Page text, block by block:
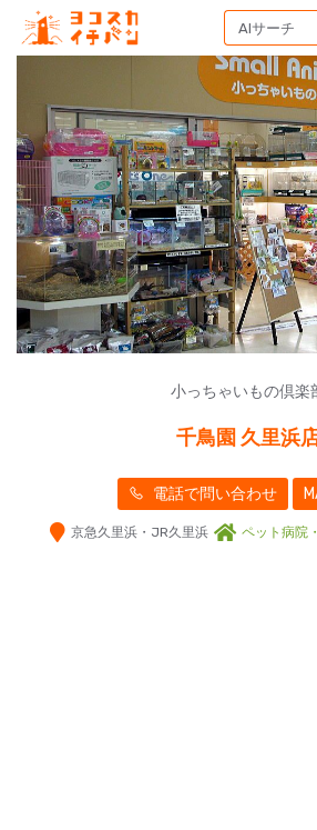
小っちゃいもの倶楽
千鳥園 久里浜
電話で問い合わせ
京急久里浜・JR久里浜 ペット病院